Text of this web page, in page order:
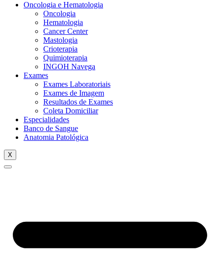
Oncologia e Hematologia
Oncologia
Hematologia
Cancer Center
Mastologia
Crioterapia
Quimioterapia
INGOH Navega
Exames
Exames Laboratoriais
Exames de Imagem
Resultados de Exames
Coleta Domiciliar
Especialidades
Banco de Sangue
Anatomia Patológica
X